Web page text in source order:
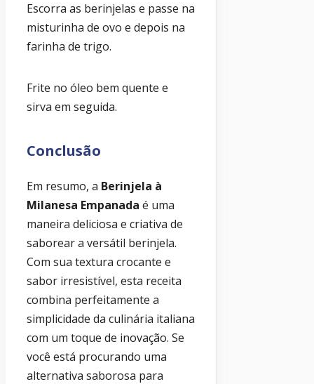
Escorra as berinjelas e passe na
misturinha de ovo e depois na
farinha de trigo.
Frite no óleo bem quente e
sirva em seguida.
Conclusão
Em resumo, a Berinjela à
Milanesa Empanada é uma
maneira deliciosa e criativa de
saborear a versátil berinjela.
Com sua textura crocante e
sabor irresistível, esta receita
combina perfeitamente a
simplicidade da culinária italiana
com um toque de inovação. Se
você está procurando uma
alternativa saborosa para